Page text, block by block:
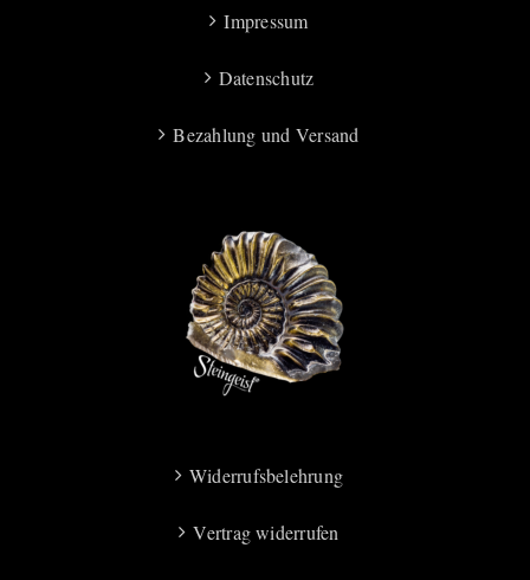
Impressum
Datenschutz
Bezahlung und Versand
Widerrufsbelehrung
Vertrag widerrufen